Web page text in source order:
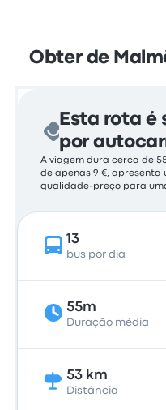
Obter de
Esta rota é
por
A viagem dura cerca de
de apenas 9 €, apresenta
qualidade-preço para
13
bus por dia
55m
Duração média
53 km
Distância